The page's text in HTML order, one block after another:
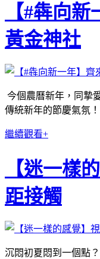
【#犇向
黃金神社
今個農曆新年，同摯
傳統新年的節慶氣氛！
繼續觀看+
【迷一樣
距接觸
沉悶初夏悶到一個點